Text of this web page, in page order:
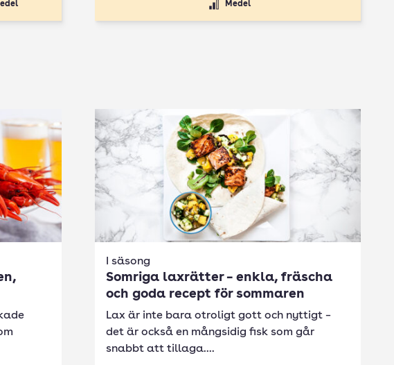
Medel
I säsong
Somriga laxrätter – enkla, fräscha
och goda recept för sommaren
Lax är inte bara otroligt gott och nyttigt –
det är också en mångsidig fisk som går
snabbt att tillaga....